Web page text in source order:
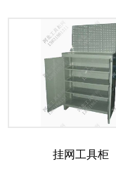
挂网工具柜